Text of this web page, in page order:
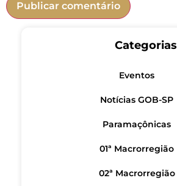
Categorias
Eventos
Notícias GOB-SP
Paramaçônicas
01ª Macrorregião
02ª Macrorregião